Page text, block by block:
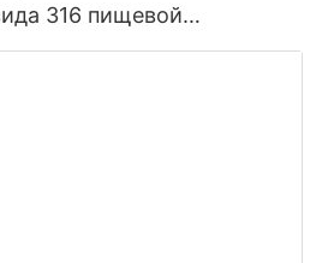
316 пищевой
термос для детей